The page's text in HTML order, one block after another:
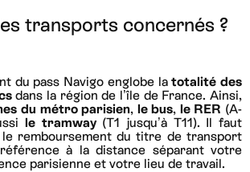
transports concernés ?
du pass Navigo englobe latotalité des
dans la région de l’île de France. Ainsi,
du métro parisien, le bus, le RER (A-
le tramway(T1 jusqu’à T11). Il faut
remboursement du titre de transport
à la distance séparant votre
parisienne et votre lieu de travail.